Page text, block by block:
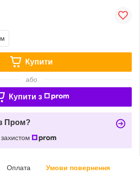
Купити
або
Купити з
Пром?
Оплата Умови повернення